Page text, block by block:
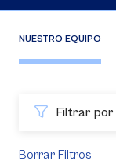
NUESTRO EQUIPO
Filtrar por
Borrar Filtros